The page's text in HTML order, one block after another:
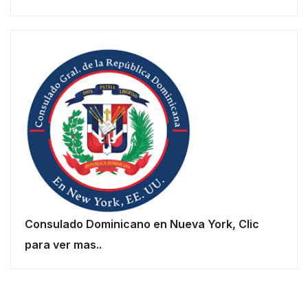
Consulado Dominicano en Nueva York, Clic
para ver mas..